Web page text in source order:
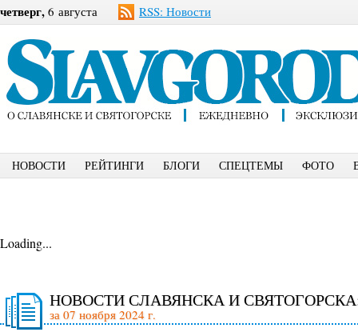
четверг, 6 августа RSS: Новости
НОВОСТИ РЕЙТИНГИ БЛОГИ СПЕЦТЕМЫ ФОТО
Loading...
НОВОСТИ СЛАВЯНСКА И
за 07 ноября 2024 г.